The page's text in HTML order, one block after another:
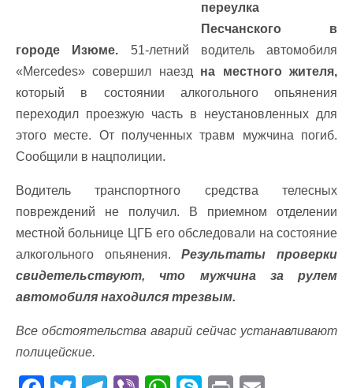
переулка
Песчанского в
городе Изюме. 51-летний водитель автомобиля
«Mercedes» совершил наезд на местного жителя,
который в состоянии алкогольного опьянения
переходил проезжую часть в неустановленных для
этого месте. От полученных травм мужчина погиб.
Сообщили в нацполиции.
Водитель транспортного средства телесных
повреждений не получил. В приемном отделении
местной больнице ЦГБ его обследовали на состояние
алкогольного опьянения.Результаты проверки
свидетельствуют, что мужчина за рулем
автомобиля находился трезвым.
Все обстоятельства аварий сейчас устанавливают
полицейские.